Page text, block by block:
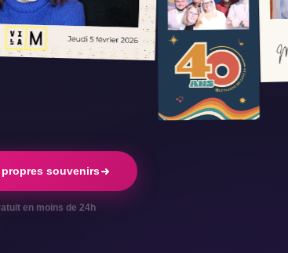
propres souvenirs
en moins de 24h